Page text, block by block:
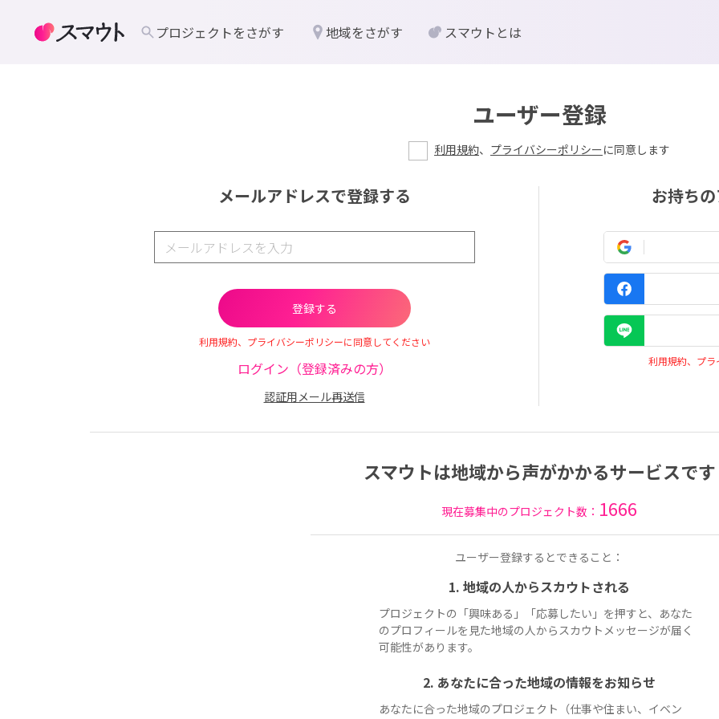
ユーザー登録
利用規約、 プライバシーポリシーに同意します
メールアドレスで登録する
利用規約、プライバシーポリシーに同意してください
ログイン（登録済みの方）
認証用メール再送信
お持ち
利用規約、プ
スマウトは地域から声がかかるサービスです
現在募集中のプロジェクト数： 1666
ユーザー登録するとできること：
1. 地域の人からスカウトされる
プロジェクトの「興味ある」「応募したい」を押すと、あなた
のプロフィールを見た地域の人からスカウトメッセージが届く
可能性があります。
2. あなたに合った地域の情報をお知らせ
あなたに合った地域のプロジェクト（仕事や住まい、イベン
プロジェクトをさがす 地域をさがす スマウトとは